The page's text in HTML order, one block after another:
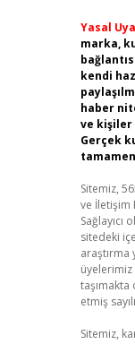
Yasal
marka,
kendi
haber
ve kişiler
Gerçek
Sitemiz,
ve İletişim
sitedeki
araştırma
üyelerimiz
etmiş
Sitemiz,